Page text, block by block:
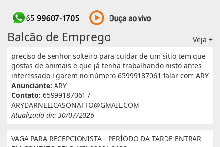
Balcão de Emprego
Veja +
preciso de senhor solteiro para cuidar de um sitio tem que
gostas de animais e que já tenha trabalhando nisto antes
interessado ligarem no número 65999187061 falar com ARY
Anunciante: ARY
Contato: 65999187061 /
ARYDARNELICASONATTO@GMAIL.COM
Atualizado dia 30/07/2026
VAGA PARA RECEPCIONISTA - PERÍODO DA TARDE ENTRAR